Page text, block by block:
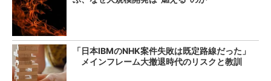
「日本IBMのNHK案件失敗は既定路線だった」
メインフレーム大撤退時代のリスクと教訓